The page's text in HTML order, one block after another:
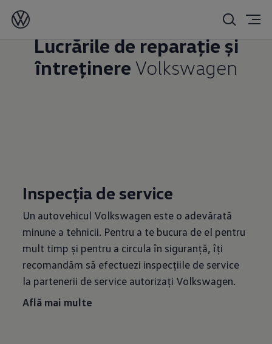
Lucrările de reparație și
întreținere Volkswagen
Inspecția de service
Un autovehicul Volkswagen este o adevărată
minune a tehnicii. Pentru a te bucura de el pentru
mult timp și pentru a circula în siguranță, îți
recomandăm să efectuezi inspecțiile de service
la partenerii de service autorizați Volkswagen.
Află mai multe